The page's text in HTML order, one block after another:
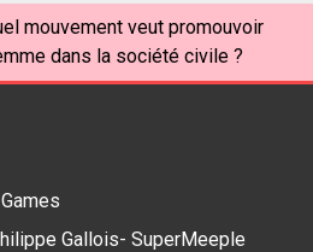
mouvement veut promouvoir
dans la société civile ?
Gallois- SuperMeeple